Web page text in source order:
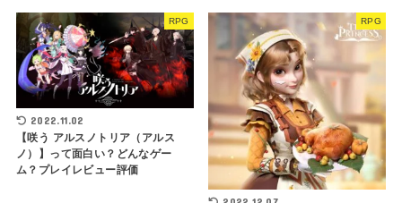
RPG
2022.11.02
【咲う アルスノトリア（アルス
ノ）】って面白い？どんなゲー
ム？プレイレビュー評価
RPG